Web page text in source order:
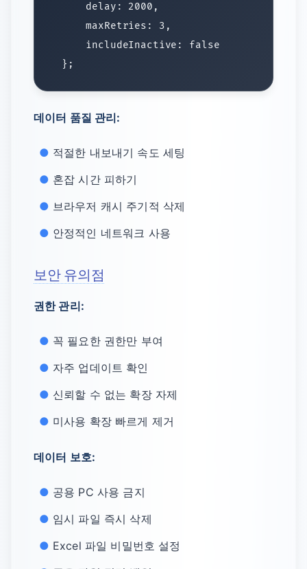
데이터 품질 관리:
적절한 내보내기 속도 세팅
혼잡 시간 피하기
브라우저 캐시 주기적 삭제
안정적인 네트워크 사용
보안 유의점
권한 관리:
꼭 필요한 권한만 부여
자주 업데이트 확인
신뢰할 수 없는 확장 자제
미사용 확장 빠르게 제거
데이터 보호:
공용 PC 사용 금지
임시 파일 즉시 삭제
Excel 파일 비밀번호 설정